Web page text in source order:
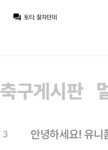
question_answer 토티: 잘차던데
아자차타:암만봐도 둠프로 연막주고 발베 재
챔스3연패
벨 귈 베 중원으로 가자
떼오
베실바 3~4년은 여기서 더 구
축구게시판
3 안녕하세요! 유니